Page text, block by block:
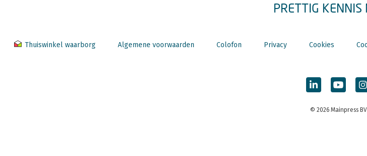
PRETTIG KENNIS
Thuiswinkel waarborg Algemene voorwaarden Colofon Privacy Cookies
© 2026 Mainpress BV